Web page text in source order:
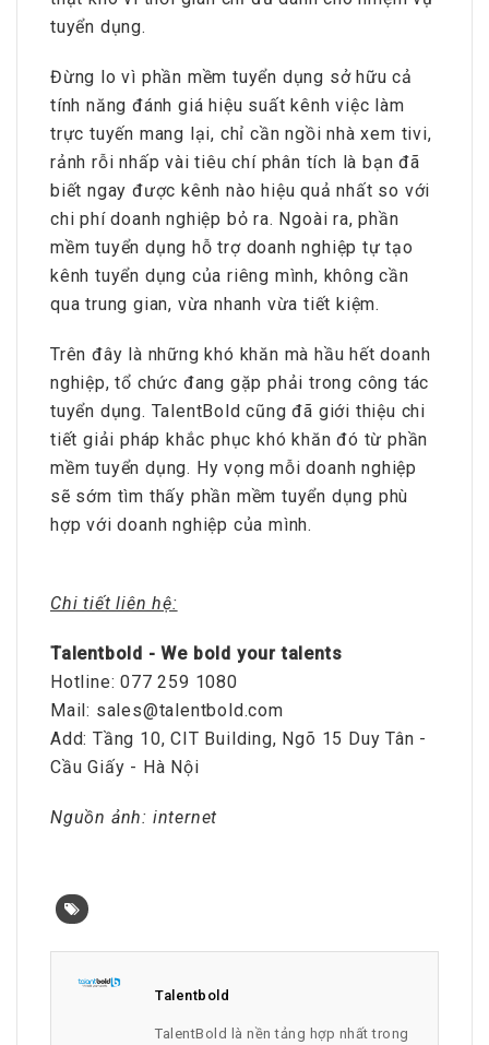
tuyển dụng.
Đừng lo vì phần mềm tuyển dụng sở hữu cả
tính năng đánh giá hiệu suất kênh việc làm
trực tuyến mang lại, chỉ cần ngồi nhà xem tivi,
rảnh rỗi nhấp vài tiêu chí phân tích là bạn đã
biết ngay được kênh nào hiệu quả nhất so với
chi phí doanh nghiệp bỏ ra. Ngoài ra, phần
mềm tuyển dụng hỗ trợ doanh nghiệp tự tạo
kênh tuyển dụng của riêng mình, không cần
qua trung gian, vừa nhanh vừa tiết kiệm.
Trên đây là những khó khăn mà hầu hết doanh
nghiệp, tổ chức đang gặp phải trong công tác
tuyển dụng. TalentBold cũng đã giới thiệu chi
tiết giải pháp khắc phục khó khăn đó từ phần
mềm tuyển dụng. Hy vọng mỗi doanh nghiệp
sẽ sớm tìm thấy phần mềm tuyển dụng phù
hợp với doanh nghiệp của mình.
Chi tiết liên hệ:
Talentbold - We bold your talents
Hotline: 077 259 1080
Mail: sales@talentbold.com
Add: Tầng 10, CIT Building, Ngõ 15 Duy Tân -
Cầu Giấy - Hà Nội
Nguồn ảnh: internet
Talentbold
TalentBold là nền tảng hợp nhất trong